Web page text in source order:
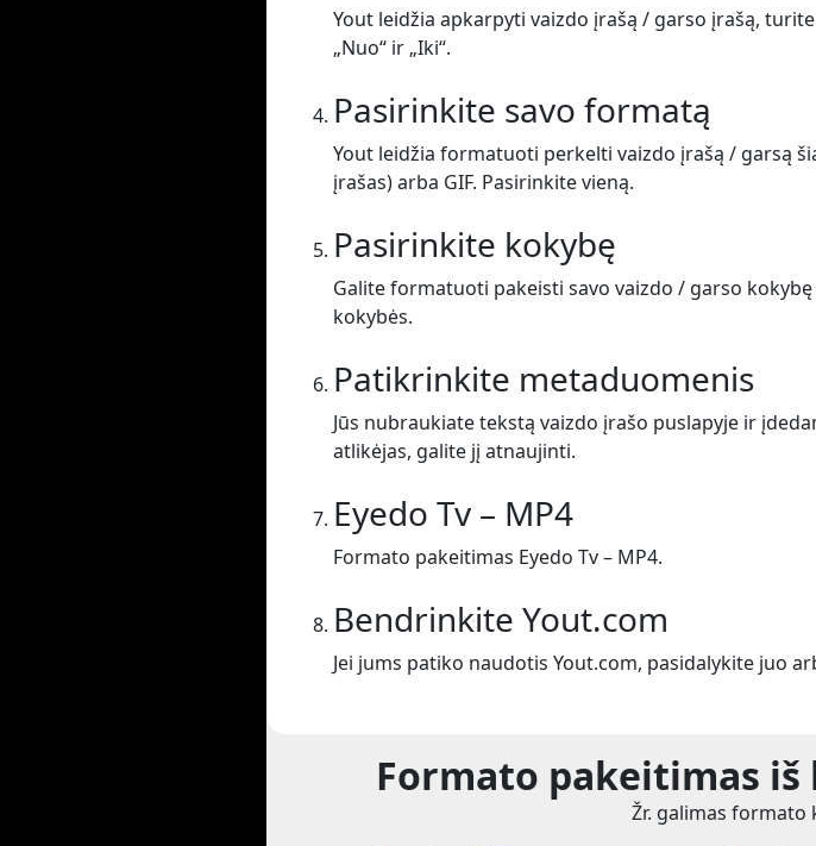
Yout leidžia apkarpyti vaizdo įrašą / garso įrašą,
„Nuo“ ir „Iki“.
Pasirinkite savo formatą
Yout leidžia formatuoti perkelti vaizdo įrašą / garsą
įrašas) arba GIF. Pasirinkite vieną.
Pasirinkite kokybę
Galite formatuoti pakeisti savo vaizdo / garso
kokybės.
Patikrinkite metaduomenis
Jūs nubraukiate tekstą vaizdo įrašo puslapyje ir
atlikėjas, galite jį atnaujinti.
Eyedo Tv – MP4
Formato pakeitimas Eyedo Tv – MP4.
Bendrinkite Yout.com
Jei jums patiko naudotis Yout.com, pasidalykite juo
Formato pakeitimas
Žr. galimas formato